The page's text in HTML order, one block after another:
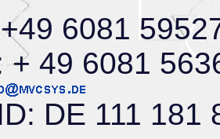
6081
+ 49 6081
DE 111 181